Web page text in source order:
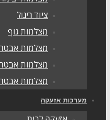
ציוד ריגול
מצלמות גוף
מצלמות אבטחה ip
מצלמות אבטחה סוני
מצלמות אבטחה provision
אזעקה